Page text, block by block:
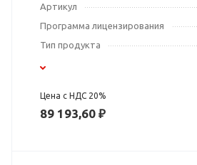
Артикул
Программа лицензирования
Тип продукта
Цена с НДС 20%
89 193,60 ₽